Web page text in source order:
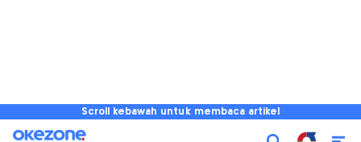
Scroll kebawah untuk membaca artikel